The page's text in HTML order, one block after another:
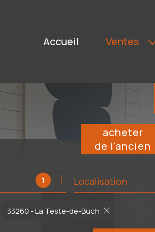
accueil
ventes
IMMOBILIERS
BIENS VENDUS
BIENS ACTIFS
acheter
de l'ancien
1 Localisation
33260 - La Teste-de-Buch